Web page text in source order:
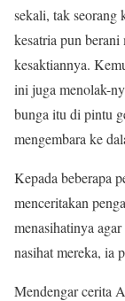
sekali, tak seorang
kesatria pun
kesaktiannya.
ini juga menolak-
bunga itu di pintu
mengembara ke
Kepada beberapa
menceritakan
menasihatinya
nasihat mereka, ia
Mendengar cerita